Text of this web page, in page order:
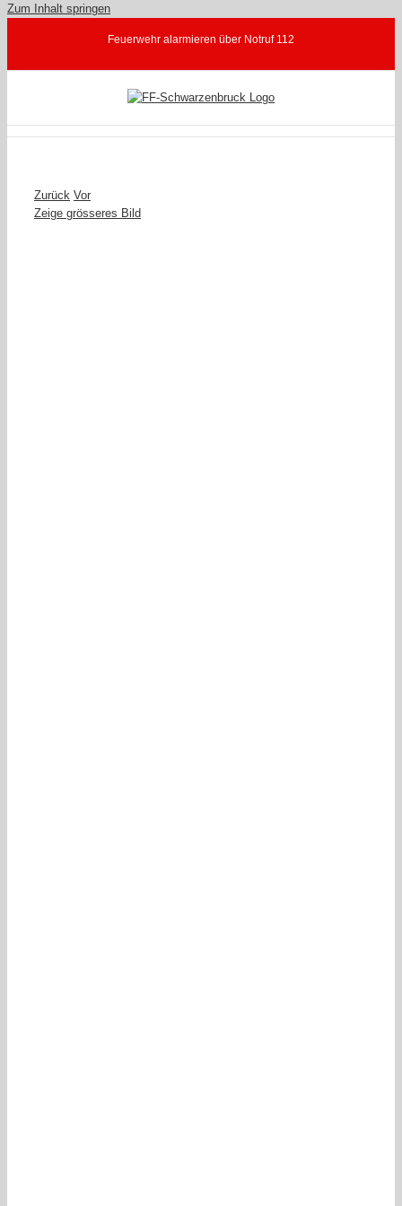
Zum Inhalt springen
Feuerwehr alarmieren über Notruf 112
Zurück Vor
Zeige grösseres Bild